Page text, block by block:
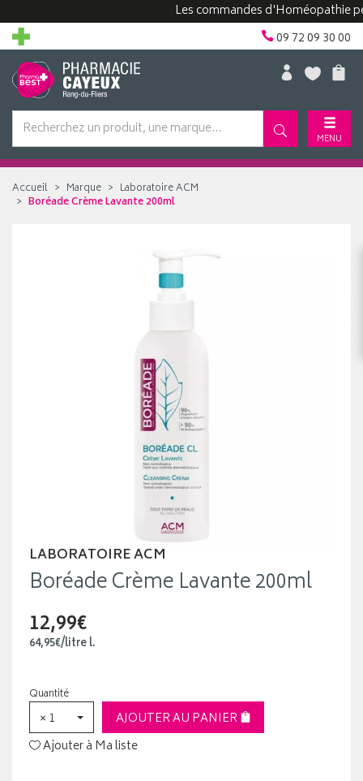
Les commandes d'Homéopathie
09 72 09 30 00
MENU
Accueil Marque
Laboratoire ACM
Boréade Crème Lavante 200ml
LABORATOIRE ACM
Boréade Crème Lavante 200ml
12,99€
64,95€/litrel.
Quantité
× 1
AJOUTER AU PANIER
Ajouter à Ma liste